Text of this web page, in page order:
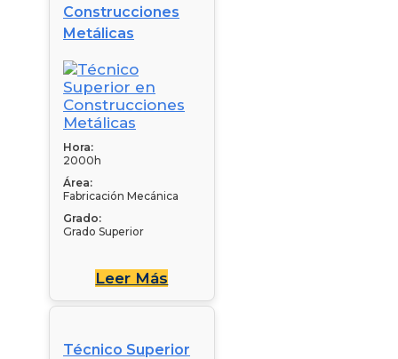
Construcciones
Metálicas
Hora:
2000h
Área:
Fabricación Mecánica
Grado:
Grado Superior
Leer Más
Técnico Superior